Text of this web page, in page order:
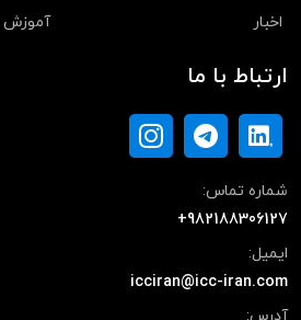
اخبار
آموزش
ارتباط با ما
شماره تماس:
+982188306127
ایمیل:
icciran@icc-iran.com